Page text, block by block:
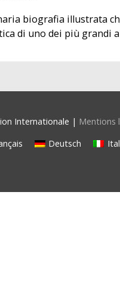
biografia illustrata
di uno dei più grandi
Internationale | Mentions
Deutsch